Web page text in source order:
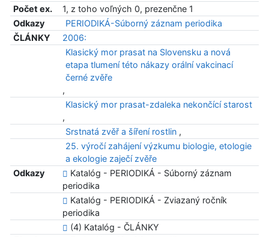
Počet ex.
1, z toho voľných 0, prezenčne 1
Odkazy
PERIODIKÁ-Súborný záznam periodika
ČLÁNKY
2006:
Klasický mor prasat na Slovensku a nová
etapa tlumení této nákazy orální vakcinací
černé zvěře
,
Klasický mor prasat-zdaleka nekončící starost
,
Srstnatá zvěř a šíření rostlin ,
25. výročí zahájení výzkumu biologie, etologie
a ekologie zaječí zvěře
Odkazy
Katalóg - PERIODIKÁ - Súborný záznam
periodika
Katalóg - PERIODIKÁ - Zviazaný ročník
periodika
(4) Katalóg - ČLÁNKY